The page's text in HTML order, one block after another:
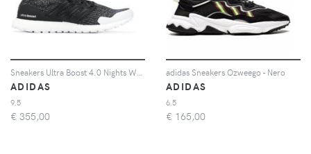
ADIDAS
9.5
€ 355,00
adidas Sneakers Ozweego - Nero
ADIDAS
6.5
€ 165,00